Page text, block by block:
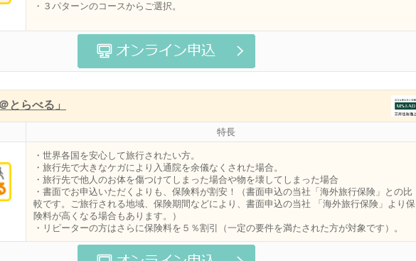
・３パターンのコースからご選択。
とらべる」
特長
・世界各国を安心して旅行されたい方。
・旅行先で大きなケガにより入通院を余儀なくされた場合。
・旅行先で他人のお体を傷つけてしまった場合や物を壊してしまった場合
・書面でお申込いただくよりも、保険料が割安！（書面申込の当社「海外旅行保険」との比
較です。ご旅行される地域、保険期間などにより、書面申込の当社 「海外旅行保険」より保
険料が高くなる場合もあります。）
・リピーターの方はさらに保険料を５％割引（一定の要件を満たされた方が対象です）。